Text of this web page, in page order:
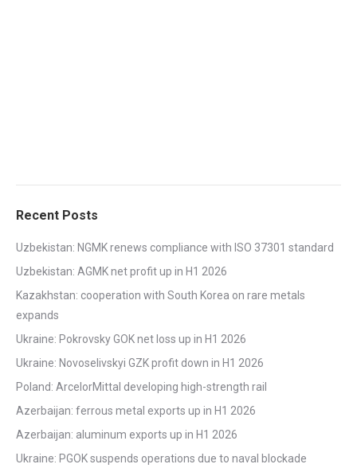
Recent Posts
Uzbekistan: NGMK renews compliance with ISO 37301 standard
Uzbekistan: AGMK net profit up in H1 2026
Kazakhstan: cooperation with South Korea on rare metals
expands
Ukraine: Pokrovsky GOK net loss up in H1 2026
Ukraine: Novoselivskyi GZK profit down in H1 2026
Poland: ArcelorMittal developing high-strength rail
Azerbaijan: ferrous metal exports up in H1 2026
Azerbaijan: aluminum exports up in H1 2026
Ukraine: PGOK suspends operations due to naval blockade